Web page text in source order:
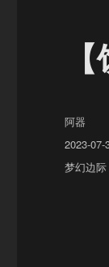
作
者
阿器
发
布
于
2023-07-
分
梦幻边际